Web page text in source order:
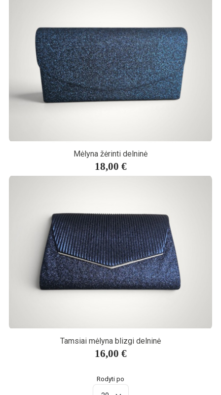
Mėlyna žėrinti delninė
18,00 €
Tamsiai mėlyna blizgi delninė
16,00 €
Rodyti po